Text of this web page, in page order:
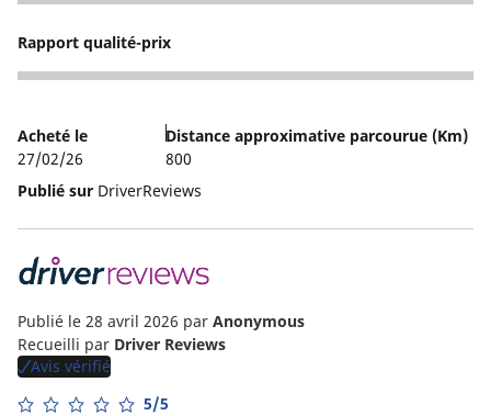
5
Rapport qualité-prix
5
Acheté le
27/02/26
Distance approximative parcourue (Km)
800
Publié sur DriverReviews
Publié le 28 avril 2026 par Anonymous
Recueilli par Driver Reviews
Avis vérifié
5/5